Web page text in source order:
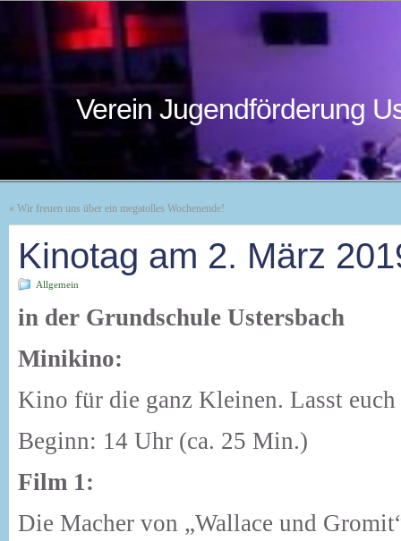
Verein Jugendförderung
« Wir freuen uns über ein megatolles Wochenende!
Kinotag am 2. März
Allgemein
in der Grundschule Ustersbach
Minikino:
Kino für die ganz Kleinen. Lasst euch
Beginn: 14 Uhr (ca. 25 Min.)
Film 1:
Die Macher von „Wallace und